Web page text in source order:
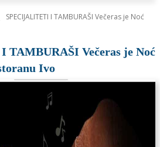
SPECIJALITETI I TAMBURAŠI Večeras je Noć
TAMBURAŠI Večeras je Noć
Ivo